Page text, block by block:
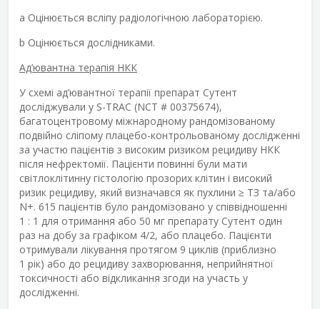
a Оцінюється всліпу радіологічною лабораторією.
b Оцінюється дослідниками.
Ад’ювантна терапія НКК
У схемі ад’ювантної терапії препарат Сутент
досліджували у S-TRAC (NCT # 00375674),
багатоцентровому міжнародному рандомізованому
подвійно сліпому плацебо-контрольованому дослідженні
за участю пацієнтів з високим ризиком рецидиву НКК
після нефректомії. Пацієнти повинні були мати
світлоклітинну гістологію прозорих клітин і високий
ризик рецидиву, який визначався як пухлини ≥ ТЗ та/або
N+. 615 пацієнтів було рандомізовано у співвідношенні
1 : 1 для отримання або 50 мг препарату Сутент один
раз на добу за графіком 4/2, або плацебо. Пацієнти
отримували лікування протягом 9 циклів (приблизно
1 рік) або до рецидиву захворювання, неприйнятної
токсичності або відкликання згоди на участь у
дослідженні.